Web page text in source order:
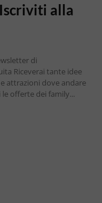
alla
di
Riceverai tante idee
attrazioni dove andare
offerte dei family...